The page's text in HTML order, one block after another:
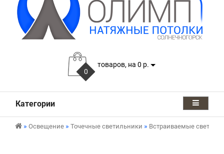
0
товаров, на 0 р.
Категории
Освещение Точечные светильники Встраиваемые